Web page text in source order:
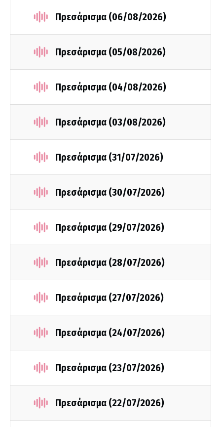
Πρεσάρισμα (06/08/2026)
Πρεσάρισμα (05/08/2026)
Πρεσάρισμα (04/08/2026)
Πρεσάρισμα (03/08/2026)
Πρεσάρισμα (31/07/2026)
Πρεσάρισμα (30/07/2026)
Πρεσάρισμα (29/07/2026)
Πρεσάρισμα (28/07/2026)
Πρεσάρισμα (27/07/2026)
Πρεσάρισμα (24/07/2026)
Πρεσάρισμα (23/07/2026)
Πρεσάρισμα (22/07/2026)